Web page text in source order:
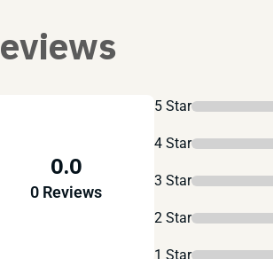
0.0
0 Reviews
5 Star
4 Star
3 Star
2 Star
1 Star